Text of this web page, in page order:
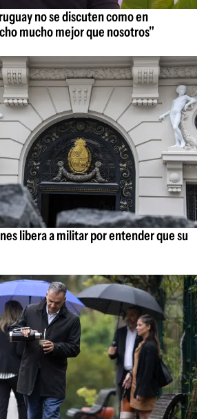
no se discuten como en
mucho mejor que nosotros"
libera a militar por entender que su